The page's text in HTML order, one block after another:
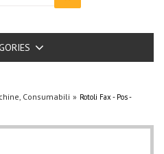
Consumabili
Rotoli Fax - Pos -